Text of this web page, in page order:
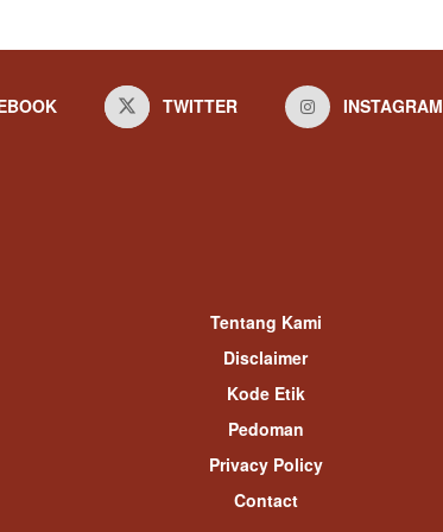
TWITTER INSTAGRAM
Tentang Kami
Disclaimer
Kode Etik
Pedoman
Privacy Policy
Contact